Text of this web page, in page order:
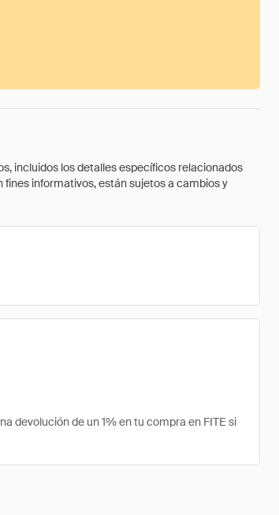
incluidos los detalles específicos relacionados
informativos, están sujetos a cambios y
devolución de un 1% en tu compra en FITE si